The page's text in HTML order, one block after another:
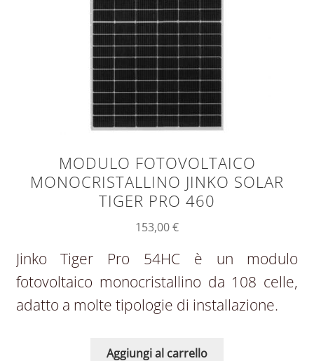
MODULO FOTOVOLTAICO
MONOCRISTALLINO JINKO SOLAR
TIGER PRO 460
153,00€
Jinko Tiger Pro 54HC è un modulo
fotovoltaico monocristallino da 108 celle,
adatto a molte tipologie di installazione.
Aggiungi al carrello